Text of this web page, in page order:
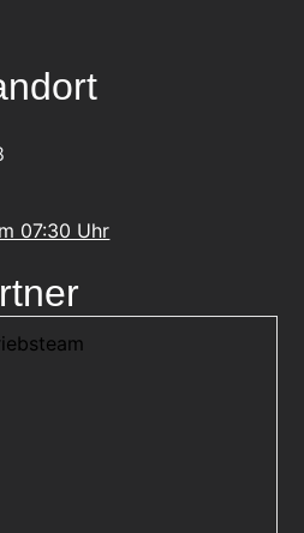
07:30 Uhr